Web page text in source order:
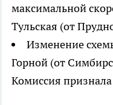
максимальной
Тульская (от
Изменение
Горной (от
Комиссия